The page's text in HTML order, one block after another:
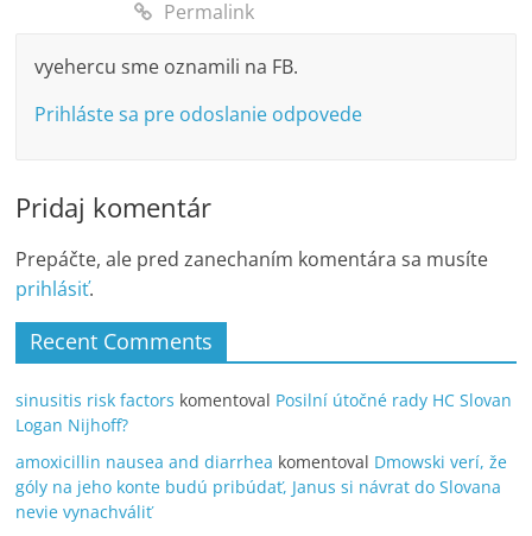
Permalink
vyehercu sme oznamili na FB.
Prihláste sa pre odoslanie odpovede
Pridaj komentár
Prepáčte, ale pred zanechaním komentára sa musíte
prihlásiť.
Recent Comments
sinusitis risk factors komentoval Posilní útočné rady HC Slovan
Logan Nijhoff?
amoxicillin nausea and diarrhea komentoval Dmowski verí, že
góly na jeho konte budú pribúdať, Janus si návrat do Slovana
nevie vynachváliť